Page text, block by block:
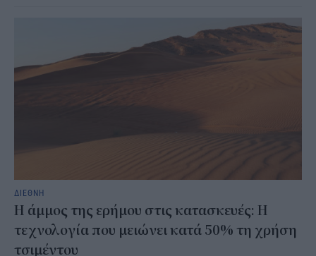
ΔΙΕΘΝΗ
Η άμμος της ερήμου στις κατασκευές: Η
τεχνολογία που μειώνει κατά 50% τη χρήση
τσιμέντου